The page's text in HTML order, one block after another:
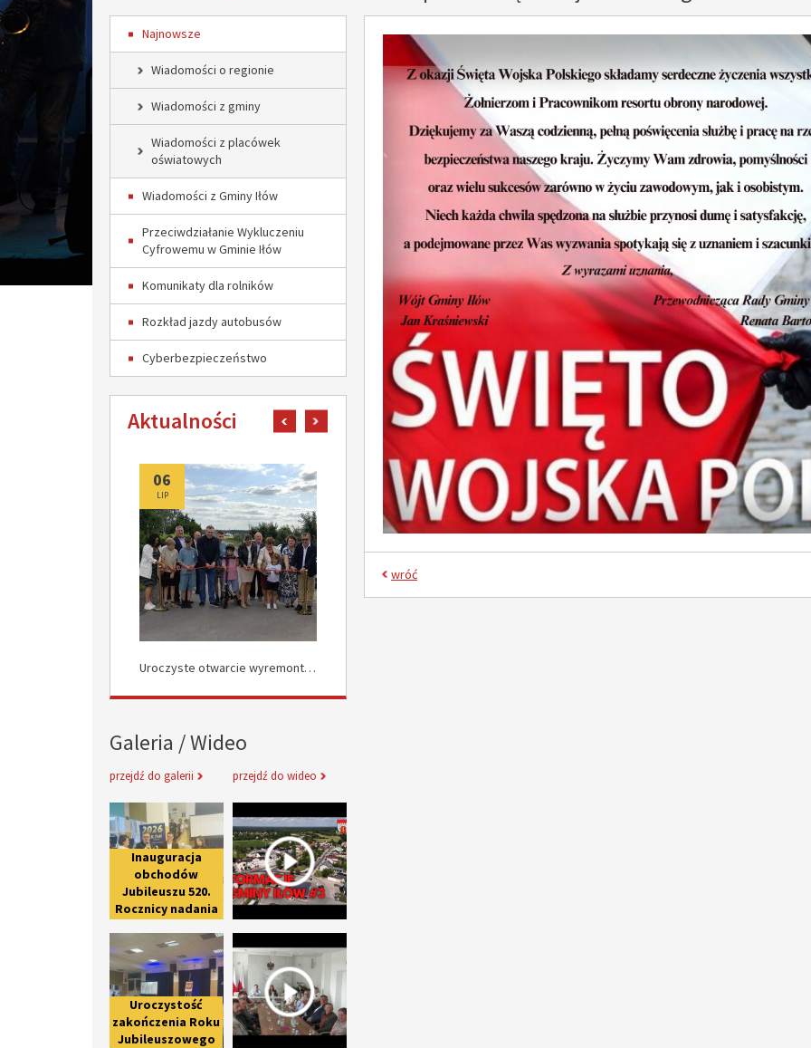
Najnowsze
Wiadomości o regionie
Wiadomości z gminy
Wiadomości z placówek
oświatowych
Wiadomości z Gminy Iłów
Przeciwdziałanie Wykluczeniu
Cyfrowemu w Gminie Iłów
Komunikaty dla rolników
Rozkład jazdy autobusów
Cyberbezpieczeństwo
Aktualności pokaż poprzedni artykuł
pokaż następny artykuł
06
LIP
Uroczyste otwarcie wyremontowanych dróg w Załuskowie
26
CZE
Galeria / Wideo
przejdź do galerii przejdź do wideo
Inauguracja obchodów Jubileuszu 520. Rocznicy nadania praw miejskich Iłowowi - fotorelacja
Inauguracja
obchodów
Jubileuszu 520.
Rocznicy nadania
Iłowowi -
fotorelacja
Uroczystość zakończenia Roku Jubileuszowego upamiętniającego 800-lecie pierwszej wzmianki o Iłowie
Uroczystość
zakończenia Roku
Jubileuszowego
wróć